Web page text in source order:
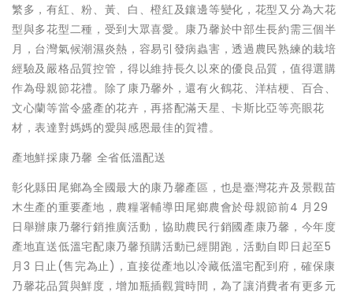
繁多，有紅、粉、黃、白、橙紅及鑲邊等變化，花型又分為大花
型與多花型二種，受到大眾喜愛。康乃馨於中部生長約需三個半
月，台灣氣候潮濕炎熱，容易引發病蟲害，透過農民熟練的栽培
經驗及嚴格品質控管，得以維持長久以來的優良品質，值得選購
作為母親節花禮。除了康乃馨外，還有火鶴花、洋桔梗、百合、
文心蘭等當令盛產的花卉，再搭配滿天星、卡斯比亞等亮眼花
材，表達對媽媽的愛與感恩最佳的賀禮。
產地鮮採康乃馨 全省低溫配送
彰化縣田尾鄉為全國最大的康乃馨產區，也是臺灣花卉及景觀苗
木生產的重要產地，農糧署輔導田尾鄉農會於母親節前4 月29
日舉辦康乃馨行銷推廣活動，協助農民行銷國產康乃馨，今年度
產地直送低溫宅配康乃馨預購活動已經開跑，活動自即日起至5
月3 日止(售完為止)，直接從產地以冷藏低溫宅配到府，確保康
乃馨花品質與鮮度，增加瓶插觀賞時間，為了讓消費者有更多元